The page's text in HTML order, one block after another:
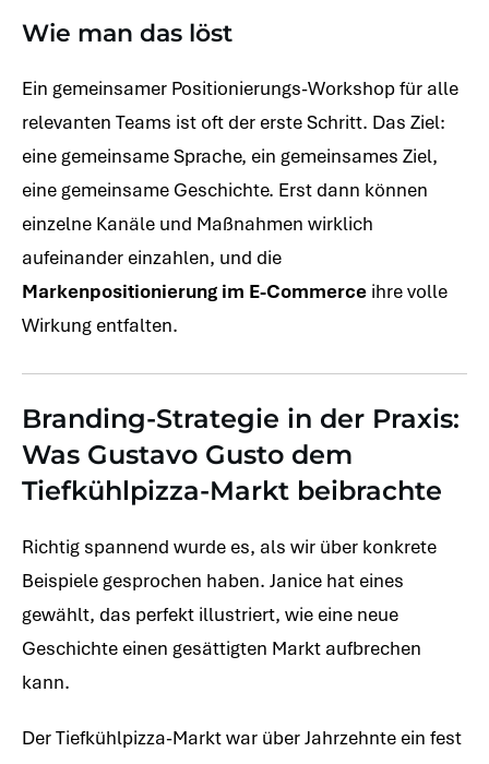
Wie man das löst
Ein gemeinsamer Positionierungs-Workshop für alle
relevanten Teams ist oft der erste Schritt. Das Ziel:
eine gemeinsame Sprache, ein gemeinsames Ziel,
eine gemeinsame Geschichte. Erst dann können
einzelne Kanäle und Maßnahmen wirklich
aufeinander einzahlen, und die
Markenpositionierung im E-Commerce ihre volle
Wirkung entfalten.
Branding-Strategie in der Praxis:
Was Gustavo Gusto dem
Tiefkühlpizza-Markt beibrachte
Richtig spannend wurde es, als wir über konkrete
Beispiele gesprochen haben. Janice hat eines
gewählt, das perfekt illustriert, wie eine neue
Geschichte einen gesättigten Markt aufbrechen
kann.
Der Tiefkühlpizza-Markt war über Jahrzehnte ein fest